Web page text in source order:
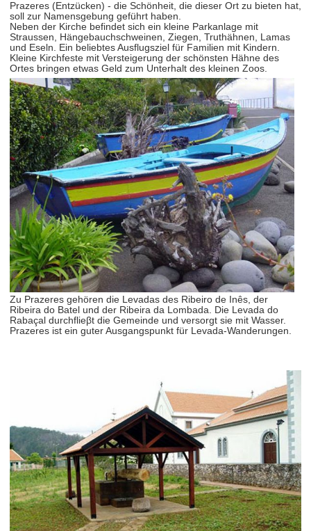
Prazeres (Entzücken) - die Schönheit, die dieser Ort zu bieten hat,
soll zur Namensgebung geführt haben.
Neben der Kirche befindet sich ein kleine Parkanlage mit
Straussen, Hängebauchschweinen, Ziegen, Truthähnen, Lamas
und Eseln. Ein beliebtes Ausflugsziel für Familien mit Kindern.
Kleine Kirchfeste mit Versteigerung der schönsten Hähne des
Ortes bringen etwas Geld zum Unterhalt des kleinen Zoos.
Zu Prazeres gehören die Levadas des Ribeiro de Inês, der
Ribeira do Batel und der Ribeira da Lombada. Die Levada do
Rabaçal durchflieβt die Gemeinde und versorgt sie mit Wasser.
Prazeres ist ein guter Ausgangspunkt für Levada-Wanderungen.